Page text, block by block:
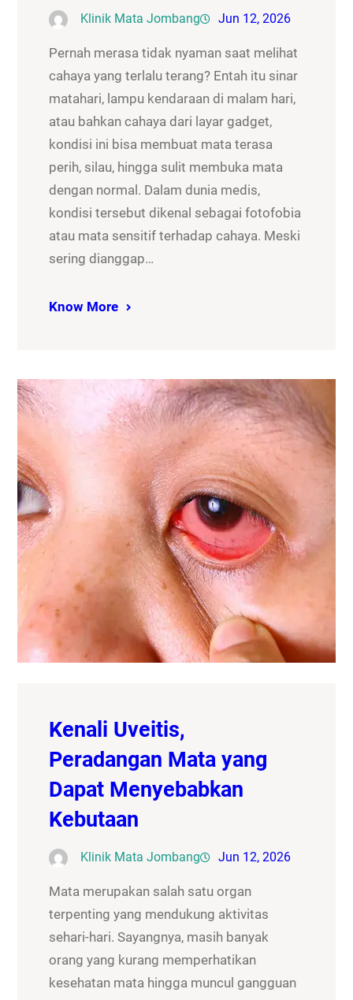
Klinik Mata Jombang Jun 12, 2026
Pernah merasa tidak nyaman saat melihat
cahaya yang terlalu terang? Entah itu sinar
matahari, lampu kendaraan di malam hari,
atau bahkan cahaya dari layar gadget,
kondisi ini bisa membuat mata terasa
perih, silau, hingga sulit membuka mata
dengan normal. Dalam dunia medis,
kondisi tersebut dikenal sebagai fotofobia
atau mata sensitif terhadap cahaya. Meski
sering dianggap…
Know More
Kenali Uveitis,
Peradangan Mata yang
Dapat Menyebabkan
Kebutaan
Klinik Mata Jombang Jun 12, 2026
Mata merupakan salah satu organ
terpenting yang mendukung aktivitas
sehari-hari. Sayangnya, masih banyak
orang yang kurang memperhatikan
kesehatan mata hingga muncul gangguan